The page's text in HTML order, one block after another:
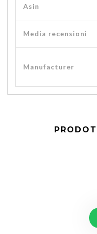
Asin
Media recensioni
Manufacturer